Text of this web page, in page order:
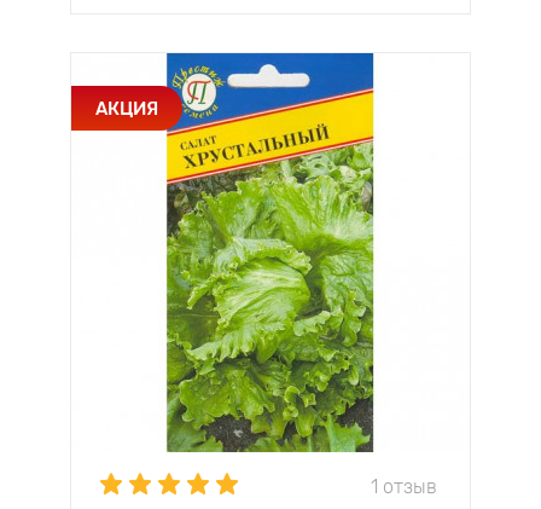
АКЦИЯ
1 отзыв